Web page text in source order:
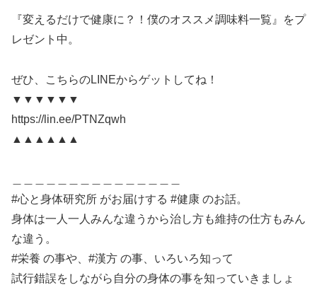
LINK
EMBED
『変えるだけで健康に？！僕のオススメ調味料一覧』をプ
レゼント中。
ぜひ、こちらのLINEからゲットしてね！
▼▼▼▼▼▼
https://lin.ee/PTNZqwh
▲▲▲▲▲▲
#心と身体研究所 がお届けする #健康 のお話。
身体は一人一人みんな違うから治し方も維持の仕方もみん
な違う。
#栄養 の事や、#漢方 の事、いろいろ知って
試行錯誤をしながら自分の身体の事を知っていきましょ